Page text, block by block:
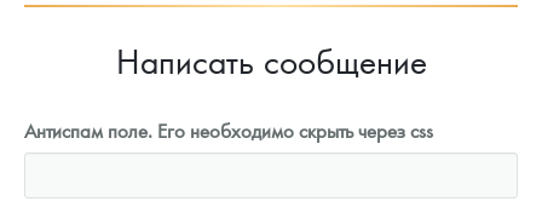
Написать сообщение
Антиспам поле. Его необходимо скрыть через css